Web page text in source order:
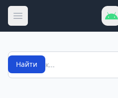
Открыть меню
Поиск
Найти